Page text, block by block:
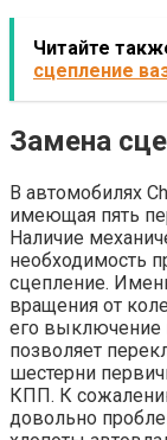
Читайте
сцепление
Замена
В автомобилях
имеющая пять
Наличие
необходимость
сцепление.
вращения от
его выключение
позволяет
шестерни
КПП. К
довольно